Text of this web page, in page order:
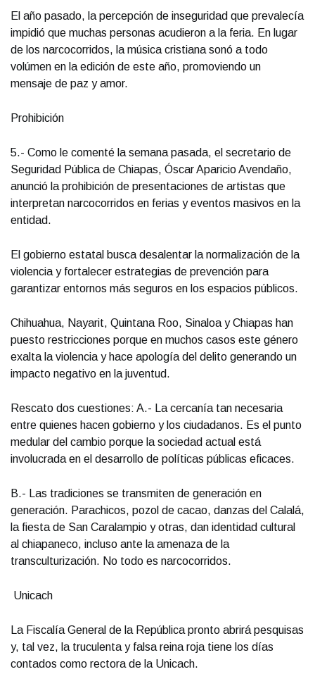
El año pasado, la percepción de inseguridad que prevalecía
impidió que muchas personas acudieron a la feria. En lugar
de los narcocorridos, la música cristiana sonó a todo
volúmen en la edición de este año, promoviendo un
mensaje de paz y amor.
Prohibición
5.- Como le comenté la semana pasada, el secretario de
Seguridad Pública de Chiapas, Óscar Aparicio Avendaño,
anunció la prohibición de presentaciones de artistas que
interpretan narcocorridos en ferias y eventos masivos en la
entidad.
El gobierno estatal busca desalentar la normalización de la
violencia y fortalecer estrategias de prevención para
garantizar entornos más seguros en los espacios públicos.
Chihuahua, Nayarit, Quintana Roo, Sinaloa y Chiapas han
puesto restricciones porque en muchos casos este género
exalta la violencia y hace apología del delito generando un
impacto negativo en la juventud.
Rescato dos cuestiones: A.- La cercanía tan necesaria
entre quienes hacen gobierno y los ciudadanos. Es el punto
medular del cambio porque la sociedad actual está
involucrada en el desarrollo de políticas públicas eficaces.
B.- Las tradiciones se transmiten de generación en
generación. Parachicos, pozol de cacao, danzas del Calalá,
la fiesta de San Caralampio y otras, dan identidad cultural
al chiapaneco, incluso ante la amenaza de la
transculturización. No todo es narcocorridos.
Unicach
La Fiscalía General de la República pronto abrirá pesquisas
y, tal vez, la truculenta y falsa reina roja tiene los días
contados como rectora de la Unicach.